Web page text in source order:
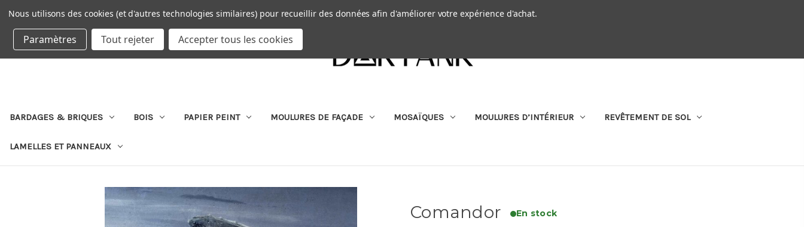
DEVISE : EUR
| RECHERCHER QUI SOMMES-NOUS
BARDAGES & BRIQUES BOIS PAPIER PEINT MOULURES DE FAÇADE MOSAÏQUES MOULURES D’INTÉRIEUR REVÊTEMENT DE SOL
LAMELLES ET PANNEAUX
Comandor En stock
Nous utilisons des cookies (et d'autres technologies similaires) pour recueillir des données afin d'améliorer votre expérience d'achat.
Paramètres Tout rejeter Accepter tous les cookies